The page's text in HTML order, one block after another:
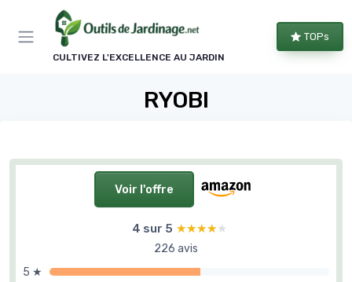
CULTIVEZ L'EXCELLENCE AU JARDIN
TOPs
RYOBI
Voir l'offre
4 sur 5 ★★★★★
★★★★★
226 avis
5 ★
Panneau de gestion des cookies